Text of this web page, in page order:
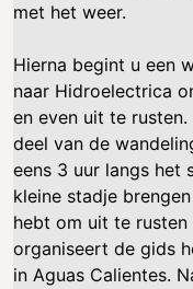
met het weer.
Hierna begint u een
naar Hidroelectrica
en even uit te
deel van de
eens 3 uur langs het
kleine stadje
hebt om uit te rusten
organiseert de gids
in Aguas Calientes.